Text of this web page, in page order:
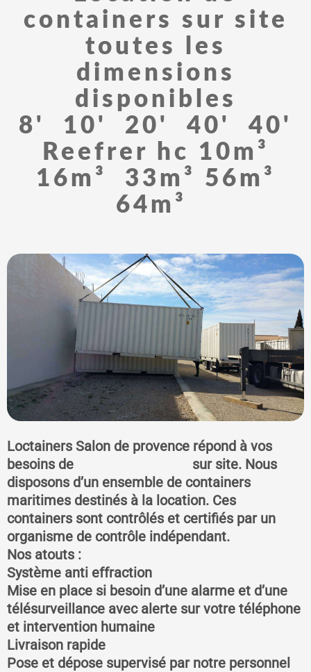
containers sur site
toutes les
dimensions
disponibles
8' 10' 20' 40' 40'
Reefrer hc 10m³
16m³ 33m³ 56m³
64m³
Loctainers Salon de provence répond à vos
besoins de
sur site. Nous
disposons d’un ensemble de containers
maritimes destinés à la location. Ces
containers sont contrôlés et certifiés par un
organisme de contrôle indépendant.
Nos atouts :
Système anti effraction
Mise en place si besoin d’une alarme et d’une
télésurveillance avec alerte sur votre téléphone
et intervention humaine
Livraison rapide
Pose et dépose supervisé par notre personnel